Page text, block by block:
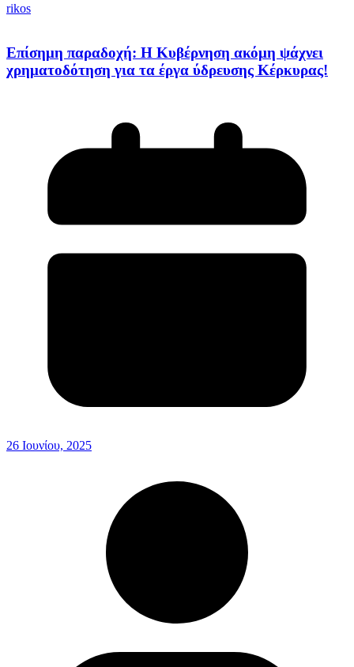
rikos
Επίσημη παραδοχή: Η Κυβέρνηση ακόμη ψάχνει
χρηματοδότηση για τα έργα ύδρευσης Κέρκυρας!
26 Ιουνίου, 2025